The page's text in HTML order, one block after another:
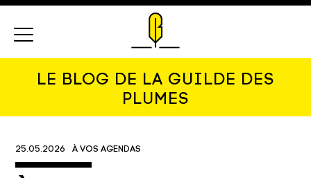
LE BLOG DE LA GUILDE DES
PLUMES
25.05.2026 À VOS AGENDAS